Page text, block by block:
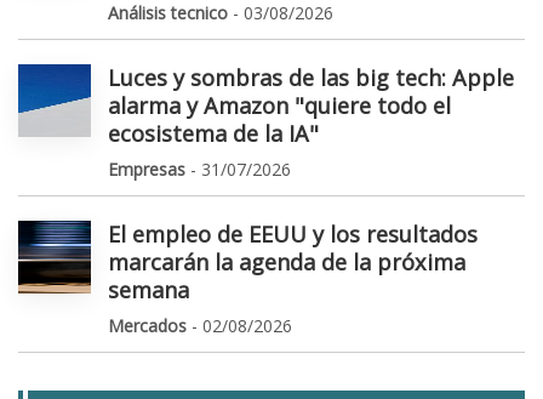
Análisis tecnico - 03/08/2026
Luces y sombras de las big tech: Apple
alarma y Amazon "quiere todo el
ecosistema de la IA"
Empresas - 31/07/2026
El empleo de EEUU y los resultados
marcarán la agenda de la próxima
semana
Mercados - 02/08/2026